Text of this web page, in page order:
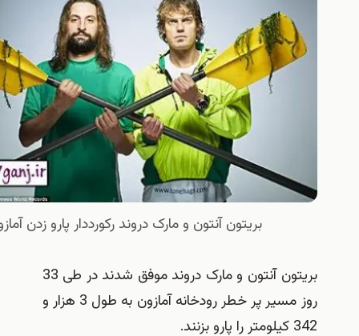
بریتون آنتون و مارک دروند ركورددار پارو زدن آمازون
بریتون آنتون و مارک دروند موفق شدند در طی 33
روز مسیر پر خطر رودخانه آمازون به طول 3 هزار و